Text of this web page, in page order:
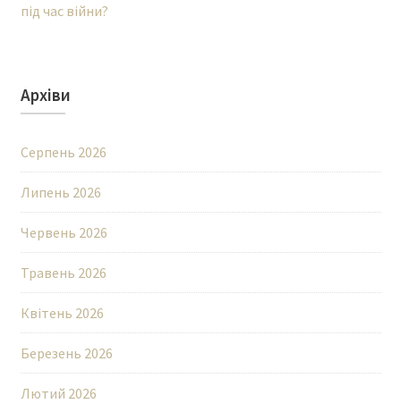
під час війни?
Архіви
Серпень 2026
Липень 2026
Червень 2026
Травень 2026
Квітень 2026
Березень 2026
Лютий 2026